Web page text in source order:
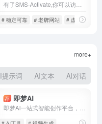
# 稳定可靠 # 老牌网站 # 虚拟接码
提示词 AI文本 AI对话
more+
荐 即梦AI